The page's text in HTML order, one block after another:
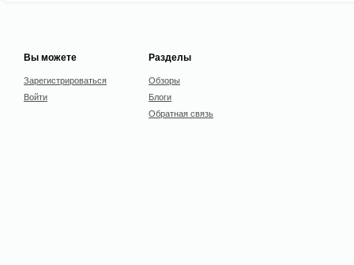
Вы можете
Зарегистрироваться
Войти
Разделы
Обзоры
Блоги
Обратная связь